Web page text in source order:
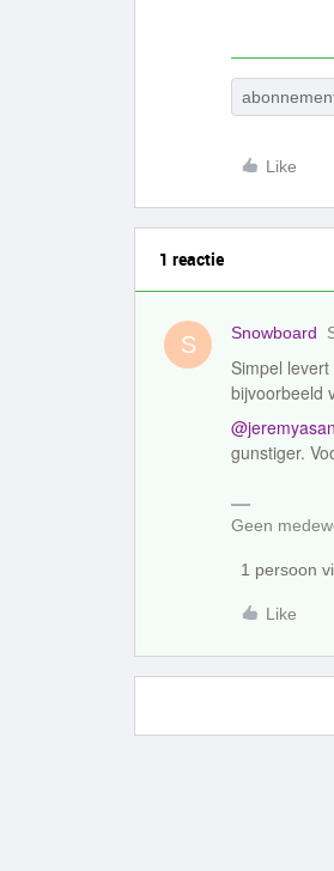
Like
1 reactie
S Snowboard
Simpel
bijvoorbeeld
gunstiger.
Geen
1 persoon
Like